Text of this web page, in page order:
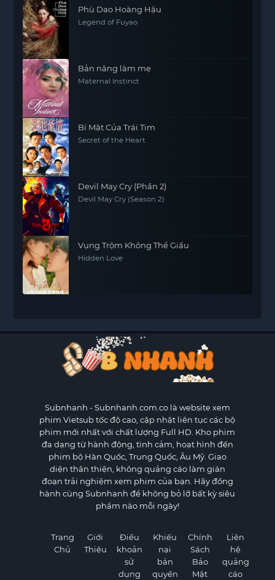
Phù Dao Hoàng Hậu
Legend of Fuyao
Bản năng làm mẹ
Maternal Instinct
Bí Mật Của Trái Tim
Secret of the Heart
Devil May Cry (Phần 2)
Devil May Cry (Season 2)
Vụng Trộm Không Thể Giấu
Hidden Love
Subnhanh - Subnhanh.com.co là website xem
phim Vietsub tốc độ cao, cập nhật liên tục các bộ
phim mới nhất với chất lượng Full HD. Kho phim
đa dạng từ hành động, tình cảm, hoạt hình đến
phim bộ Hàn Quốc, Trung Quốc, Âu Mỹ. Giao
diện thân thiện, không quảng cáo làm gián
đoạn trải nghiệm xem phim của bạn. Hãy đồng
hành cùng Subnhanh để không bỏ lỡ bất kỳ siêu
phẩm nào mỗi ngày!
Trang
Chủ
Giới
Thiệu
Điều
khoản
sử
dụng
Khiếu
nại
bản
quyền
Chính
Sách
Bảo
Mật
Liên
hệ
quảng
cáo